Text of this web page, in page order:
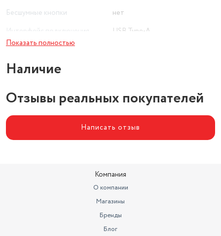
Бесшумные кнопки
нет
USB Type-A
Показать полностью
Наличие
Отзывы реальных покупателей
Написать отзыв
Компания
О компании
Магазины
Бренды
Блог